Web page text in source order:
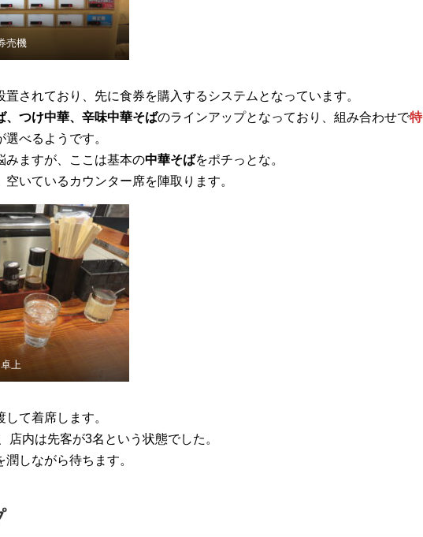
売機
置されており、先に食券を購入するシステムとなっています。
、つけ中華、辛味中華そばのラインアップとなっており、組み合わせで特
選べるようです。
みますが、ここは基本の中華そばをポチっとな。
いているカウンター席を陣取ります。
卓上
て着席します。
店内は先客が3名という状態でした。
しながら待ちます。